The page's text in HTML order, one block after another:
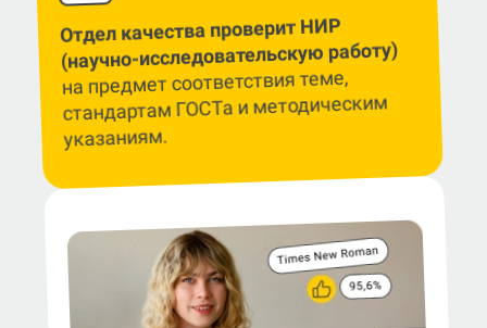
Отдел качества проверит НИР
(научно-исследовательскую работу)
на предмет соответствия теме,
стандартам ГОСТа и методическим
указаниям.